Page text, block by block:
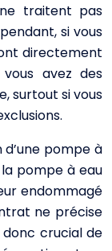
traitent pas
si vous
directement
avez des
surtout si vous
d’une pompe à
pompe à eau
endommagé
ne précise
crucial de